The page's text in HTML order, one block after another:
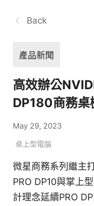
Back
產品新聞
高效辦公
DP180商務桌
May 29, 2023
桌上型電腦
微星商務系列繼主
PRO DP10與掌上
計理念延續PRO